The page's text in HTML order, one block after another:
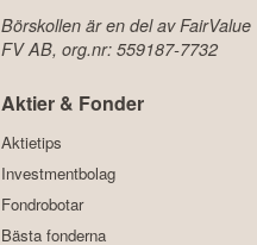
Börskollen är en del av FairValue
FV AB, org.nr: 559187-7732
Aktier & Fonder
Aktietips
Investmentbolag
Fondrobotar
Bästa fonderna